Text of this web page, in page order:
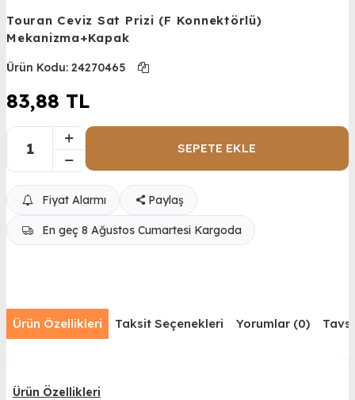
Touran Ceviz Sat Prizi (F Konnektörlü)
Mekanizma+Kapak
Ürün Kodu: 24270465
83,88 TL
SEPETE EKLE
Fiyat Alarmı Paylaş
En geç 8 Ağustos Cumartesi Kargoda
Ürün Özellikleri Taksit Seçenekleri Yorumlar (0)
Ürün Özellikleri